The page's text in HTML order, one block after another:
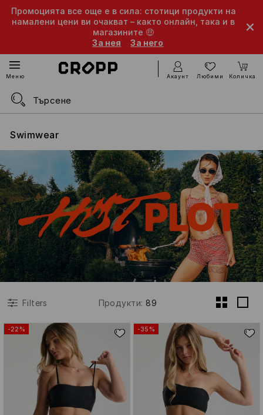
Промоцията все още е в сила: стотици продукти на
намалени цени ви очакват – както онлайн, така и в
магазините 🤑
За нея
За него
Меню Акаунт Любими Количка
Swimwear
Filters Продукти: 89
-22% -35%